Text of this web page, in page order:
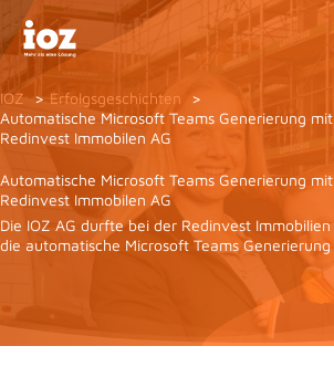
Zum
Inhalt
springen
IOZ
Erfolgsgeschichten
Automatische Microsoft Teams Generierung
Redinvest Immobilen AG
Automatische Microsoft Teams Generierung
Redinvest Immobilen AG
Die IOZ AG durfte bei der Redinvest
die automatische Microsoft Teams